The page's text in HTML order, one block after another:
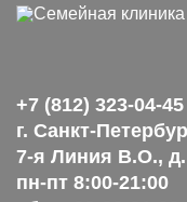
+7 (812) 323-04-45
г. Санкт-
7-я Линия В.О., д.
пн-пт 8:00-21:00